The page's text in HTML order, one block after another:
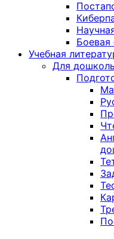
Боевая
Учебная
Для